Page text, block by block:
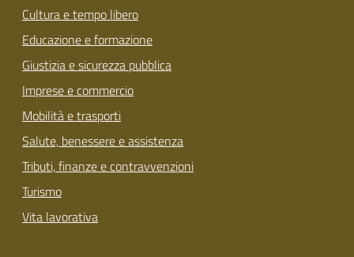
Cultura e tempo libero
Educazione e formazione
Giustizia e sicurezza pubblica
Imprese e commercio
Mobilità e trasporti
Salute, benessere e assistenza
Tributi, finanze e contravvenzioni
Turismo
Vita lavorativa